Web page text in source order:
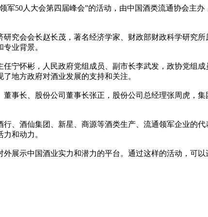
军50人大会第四届峰会”的活动，由中国酒类流通协会主
究会会长赵长茂，著名经济学家、财政部财政科学研究
业背景。
宁怀彬，人民政府党组成员、副市长李武发，政协党组
地方政府对酒业发展的支持和关注。
事长、股份公司董事长张正，股份公司总经理张周虎，
、酒仙集团、新星、商源等酒类生产、流通领军企业的
和动力。
展示中国酒业实力和潜力的平台。通过这样的活动，可